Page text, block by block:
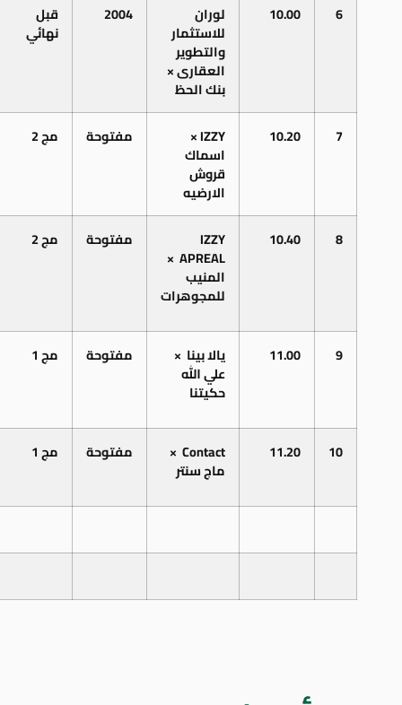
6
10.00 لوران
للاستثمار
والتطوير
العقارى×
بنكالحظ
2004 قبل
نهائي
7
10.20
IZZY ×
اسماك
قروش
الارضيه
مفتوحة مج
8
10.40
IZZY
APREAL
×
المنيب
للمجوهرات
مفتوحة مج
9
11.00 يالابينا ×
عليالله
حكيتنا
مفتوحة مج
10
11.20
Contact
×
ماجسنتر
مفتوحة مج